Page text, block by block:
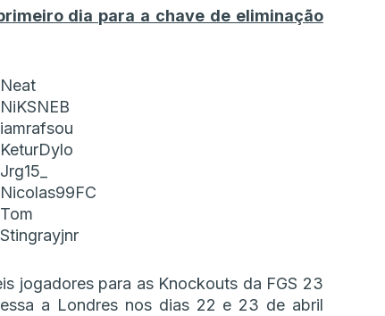
dia para a chave de eliminação
Neat
NiKSNEB
iamrafsou
KeturDylo
Jrg15_
Nicolas99FC
Tom
Stingrayjnr
jogadores para as Knockouts da FGS 23
a Londres nos dias 22 e 23 de abril